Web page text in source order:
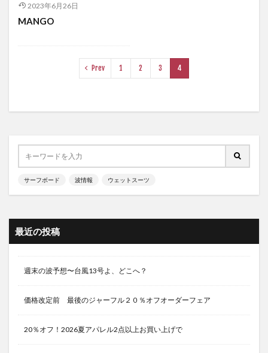
2023年6月26日
MANGO
Prev 1 2 3 4
サーフボード 波情報 ウェットスーツ
最近の投稿
週末の波予想〜台風13号よ、どこへ？
価格改定前 最後のジャーフル２０％オフオーダーフェア
20％オフ！2026夏アパレル2点以上お買い上げで